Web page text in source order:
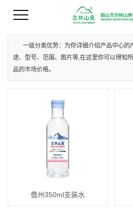
您当前的位置 ： 首 页>>产品中心>>
一级分类优势：为你详细介绍产品中心的
途、型号、范围、图片等,在这里你可以得知
品的市场价格。
儋州350ml支装水